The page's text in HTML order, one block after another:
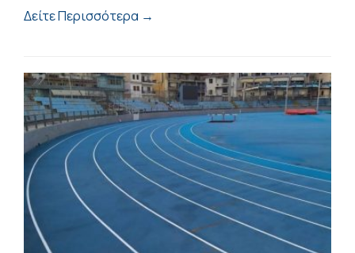
Δείτε Περισσότερα →